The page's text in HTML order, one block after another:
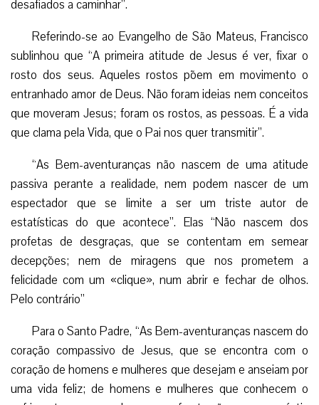
estatísticas do que acontece”. Elas “Não nascem dos
profetas de desgraças, que se contentam em semear
decepções; nem de miragens que nos prometem a
felicidade com um «clique», num abrir e fechar de olhos.
Pelo contrário”
Para o Santo Padre, “As Bem-aventuranças nascem do
coração compassivo de Jesus, que se encontra com o
coração de homens e mulheres que desejam e anseiam por
uma vida feliz; de homens e mulheres que conhecem o
sofrimento, que conhecem a frustração e a angústia
geradas quando «o chão lhes treme debaixo dos pés» ou
«os sonhos acabam submersos» e se arruína o trabalho
duma vida inteira; mas conhecem ainda mais a tenacidade e
a luta para continuar para diante; conhecem ainda mais o
reconstruir e o recomeçar.
Para o coração chileno nascem as Bem-
aventuranças
Foi então que o Papa referiu-se ao povo chileno
exclamando: